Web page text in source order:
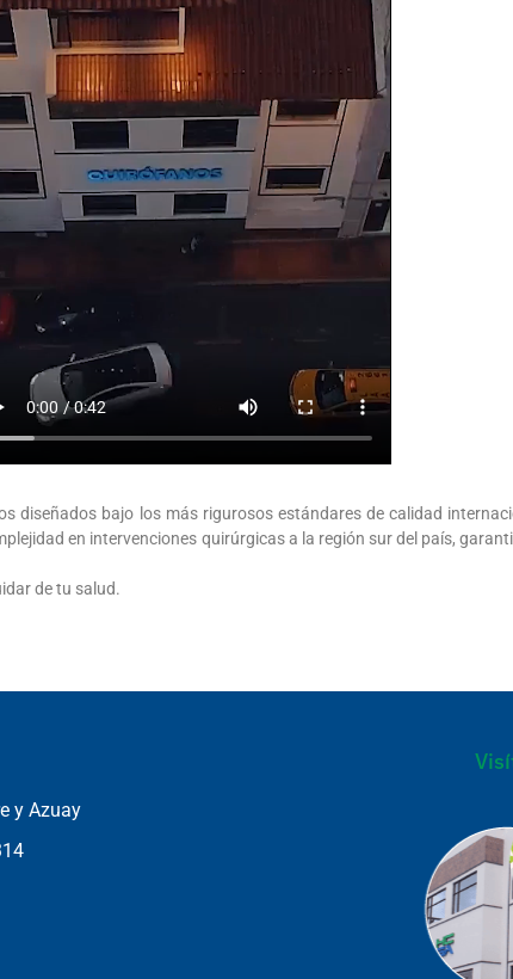
diseñados bajo los más rigurosos estándares de calidad
en intervenciones quirúrgicas a la región sur del país,
de tu salud.
y Azuay